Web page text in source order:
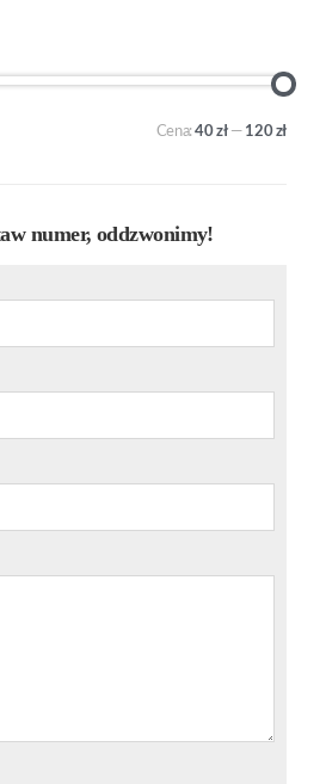
Cena:40 zł— 120 zł
numer, oddzwonimy!